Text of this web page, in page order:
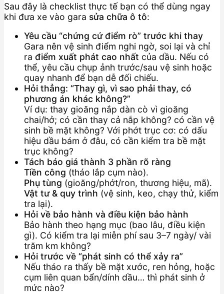
Sau đây là checklist thực tế bạn có thể dùng ngay
khi đưa xe vào gara sửa chữa ô tô:
Yêu cầu “chứng cứ điểm rò” trước khi thay
Gara nên vệ sinh điểm nghi ngờ, soi lại và chỉ
ra điểm xuất phát cao nhất của dầu. Nếu có
thể, yêu cầu chụp ảnh trước/sau vệ sinh hoặc
quay nhanh để bạn dễ đối chiếu.
Hỏi thẳng: “Thay gì, vì sao phải thay, có
phương án khác không?”
Ví dụ: thay gioăng nắp dàn cò vì gioăng
chai/hở; có cần thay cả nắp không? có cần vệ
sinh bề mặt không? Với phớt trục cơ: có dấu
hiệu dầu bám ở đâu, có cần kiểm tra bề mặt
trục không?
Tách báo giá thành 3 phần rõ ràng
Tiền công (tháo lắp cụm nào).
Phụ tùng (gioăng/phớt/ron, thương hiệu, mã).
Vật tư & quy trình (vệ sinh, keo, chạy thử, kiểm
tra lại).
Hỏi về bảo hành và điều kiện bảo hành
Bảo hành theo hạng mục (bao lâu, điều kiện
gì). Có kiểm tra lại miễn phí sau 3–7 ngày/ vài
trăm km không?
Hỏi trước về “phát sinh có thể xảy ra”
Nếu tháo ra thấy bề mặt xước, ren hỏng, hoặc
cụm liên quan bẩn/dính dầu… thì phát sinh ở
mức nào?